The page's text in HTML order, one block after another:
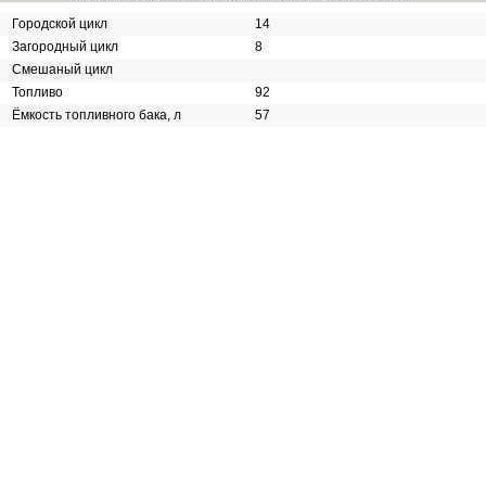
Городской цикл
14
Загородный цикл
8
Смешаный цикл
Топливо
92
Ёмкость топливного бака, л
57